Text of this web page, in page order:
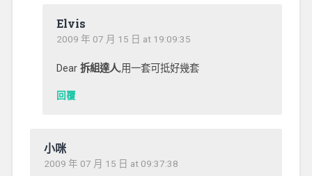
Elvis
2009 年 07 月 15 日 at 19:09:35
Dear 拆組達人,用一套可抵好幾套
回覆
小咪
2009 年 07 月 15 日 at 09:37:38